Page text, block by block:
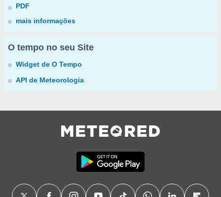
PDF
mais informações
O tempo no seu Site
Widget de O Tempo
API de Meteorologia